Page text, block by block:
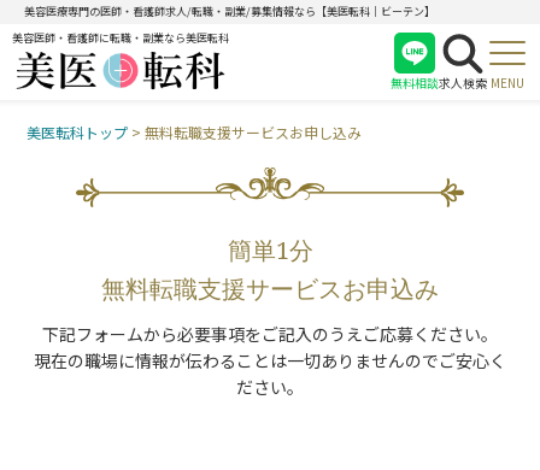
美容医療専門の医師・看護師求人/転職・副業/募集情報なら【美医転科｜ビーテン】
美容医師・看護師に転職・副業なら美医転科
無料相談求人検索 MENU
美医転科トップ >無料転職支援サービスお申し込み
簡単1分
無料転職支援サービスお申込み
下記フォームから必要事項をご記入のうえご応募ください。
現在の職場に情報が伝わることは一切ありませんのでご安心く
ださい。